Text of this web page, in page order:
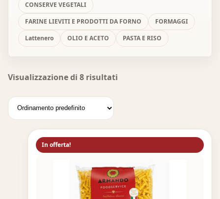
CONSERVE VEGETALI
FARINE LIEVITI E PRODOTTI DA FORNO
FORMAGGI
Lattenero
OLIO E ACETO PASTA E RISO
Visualizzazione di 8 risultati
In offerta!